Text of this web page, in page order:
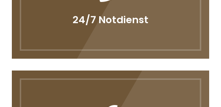
24/7 Notdienst